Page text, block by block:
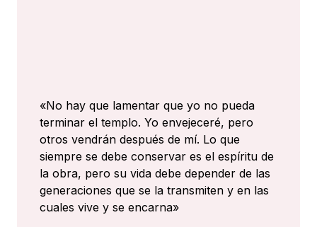
«No hay que lamentar que yo no pueda
terminar el templo. Yo envejeceré, pero
otros vendrán después de mí. Lo que
siempre se debe conservar es el espíritu de
la obra, pero su vida debe depender de las
generaciones que se la transmiten y en las
cuales vive y se encarna»